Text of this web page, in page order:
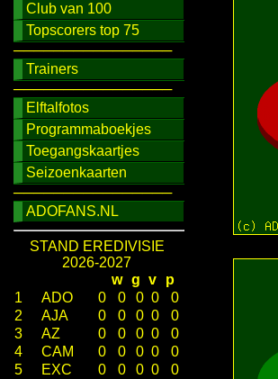
Club van 100
Topscorers top 75
────────────────
Trainers
────────────────
Elftalfotos
Programmaboekjes
Toegangskaartjes
Seizoenkaarten
────────────────
ADOFANS.NL
STAND EREDIVISIE
2026-2027
w g v
p
1
ADO 0 0 0 0
0
2
AJA 0 0 0 0
0
3
AZ 0 0 0 0
0
4
CAM 0 0 0 0
0
5
EXC 0 0 0 0
0